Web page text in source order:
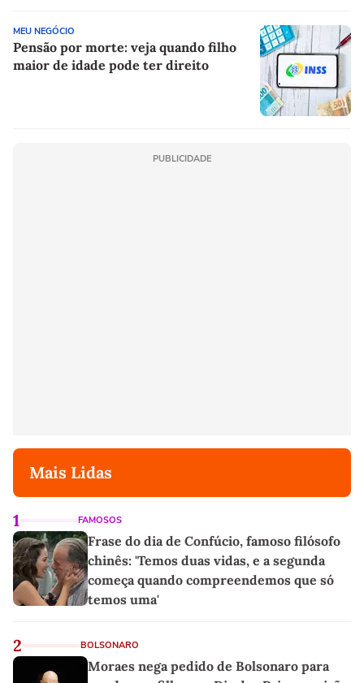
MEU NEGÓCIO
Pensão por morte: veja quando filho
maior de idade pode ter direito
PUBLICIDADE
Mais Lidas
1 FAMOSOS
Frase do dia de Confúcio, famoso filósofo
chinês: 'Temos duas vidas, e a segunda
começa quando compreendemos que só
temos uma'
2 BOLSONARO
Moraes nega pedido de Bolsonaro para